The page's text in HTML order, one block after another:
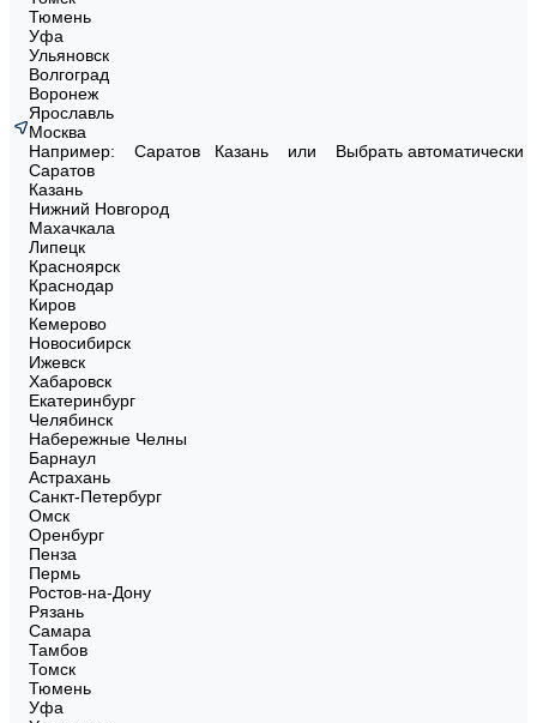
Тюмень
Уфа
Ульяновск
Волгоград
Воронеж
Ярославль
Москва
Например:
Саратов Казань или
Выбрать автоматически
Саратов
Казань
Нижний Новгород
Махачкала
Липецк
Красноярск
Краснодар
Киров
Кемерово
Новосибирск
Ижевск
Хабаровск
Екатеринбург
Челябинск
Набережные Челны
Барнаул
Астрахань
Санкт-Петербург
Омск
Оренбург
Пенза
Пермь
Ростов-на-Дону
Рязань
Самара
Тамбов
Томск
Тюмень
Уфа